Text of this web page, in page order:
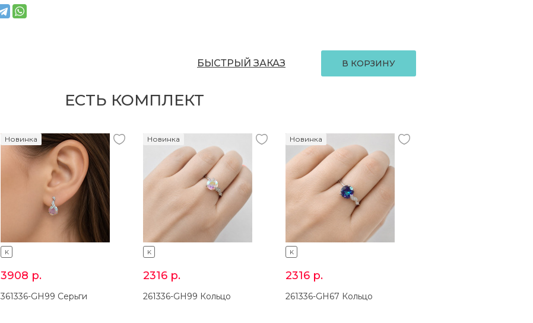
БЫСТРЫЙ ЗАКАЗ В КОРЗИНУ
ЕСТЬ КОМПЛЕКТ
K
Новинка
3908 р.
361336-GH99 Серьги
K
Новинка
2316 р.
261336-GH99 Кольцо
K
Новинка
2316 р.
261336-GH67 Кольцо